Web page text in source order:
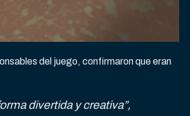
del juego, confirmaron que eran
divertida y creativa”,